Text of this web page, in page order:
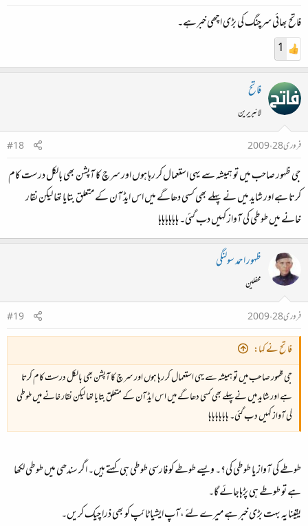
فاتح بھائی سرچنگ کی بڑی اچھی خبرہے۔
1
فاتح
لائبریرین
فروری 28، 2009
#18
جی ظہور صاحب میں تو ہمیشہ سے یہی استعمال کر رہا ہوں اور سرچ کا آپشن بھی بالکل درست کام
کرتا ہے اور شاید میں نے پہلے بھی کسی دھاگے میں اس ایڈ آن کے متعلق بتایا تھا لیکن نقار
خانے میں طوطی کی آواز کہیں دب گئی۔ ہاہاہاہاہاہا
ظہور احمد سولنگی
محفلین
فروری 28، 2009
#19
فاتح نے کہا:
جی ظہور صاحب میں تو ہمیشہ سے یہی استعمال کر رہا ہوں اور سرچ کا آپشن بھی بالکل درست کام کرتا
ہے اور شاید میں نے پہلے بھی کسی دھاگے میں اس ایڈ آن کے متعلق بتایا تھا لیکن نقار خانے میں طوطی
کی آواز کہیں دب گئی۔ ہاہاہاہاہاہا
طوطے کی آواز یا طوطی کی؟۔ ویسے طوطے کو فارسی طوطی ہی کہتے ہیں۔ اگر سندھی میں طوطی لکھا
ہے تو طوطے ہی پڑہاجائے گا۔
یقینا یہ بہت بڑی خبر ہے میرے لئے ،آپ ایشیا ٹائپ کو بھی ذرا چیک کریں۔